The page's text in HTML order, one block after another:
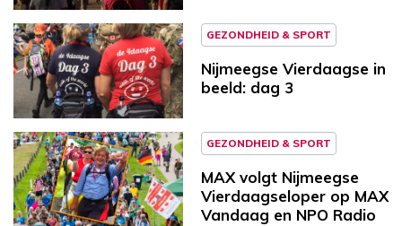
GEZONDHEID & SPORT
Nijmeegse Vierdaagse in
beeld: dag 3
GEZONDHEID & SPORT
MAX volgt Nijmeegse
Vierdaagseloper op MAX
Vandaag en NPO Radio